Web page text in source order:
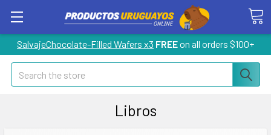
SalvajeChocolate-Filled Wafers x3 FREEon all orders $100+
Search
Libros